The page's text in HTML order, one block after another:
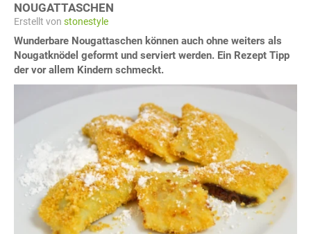
NOUGATTASCHEN
Erstellt von stonestyle
Wunderbare Nougattaschen können auch ohne weiters als
Nougatknödel geformt und serviert werden. Ein Rezept Tipp
der vor allem Kindern schmeckt.